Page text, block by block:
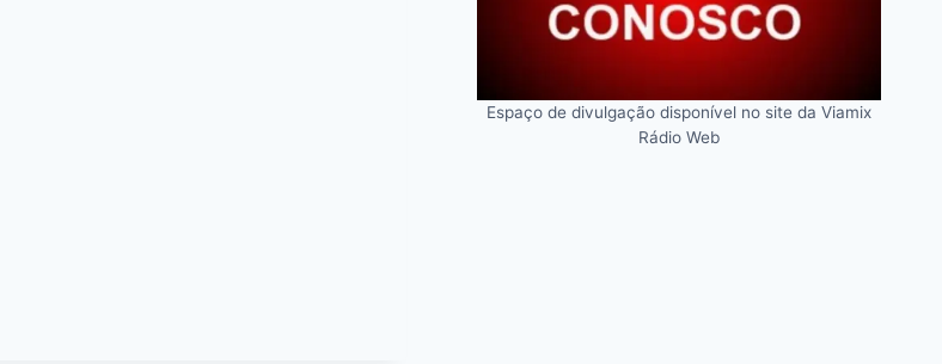
Espaço de divulgação disponível no site da Viamix
Rádio Web